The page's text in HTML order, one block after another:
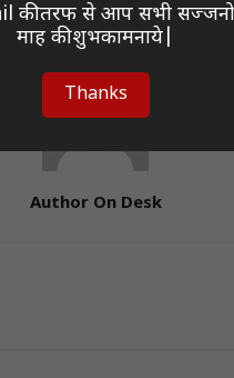
Author On Desk
की तरफ से आप सभी सज्जनो
माह की शुभकामनाये|
Thanks